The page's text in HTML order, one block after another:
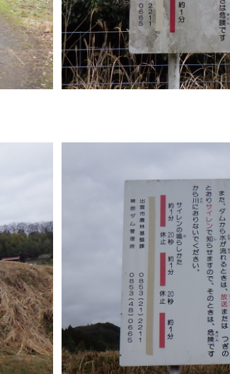
ライフライン
おたすけアプリ
様式
出雲新
出雲市
各課へのお問い合わせ サ